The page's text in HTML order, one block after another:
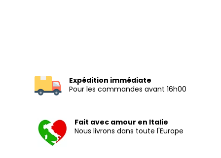
Expédition immédiate
Pour les commandes avant 16h00
Fait avec amour en Italie
Nous livrons dans toute l'Europe